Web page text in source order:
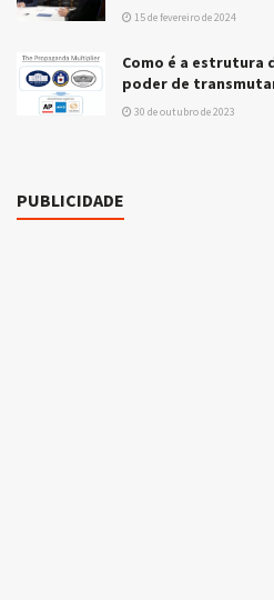
15 de fevereiro de 2024
Como é a estrutura
poder de
30 de outubro de 2023
PUBLICIDADE